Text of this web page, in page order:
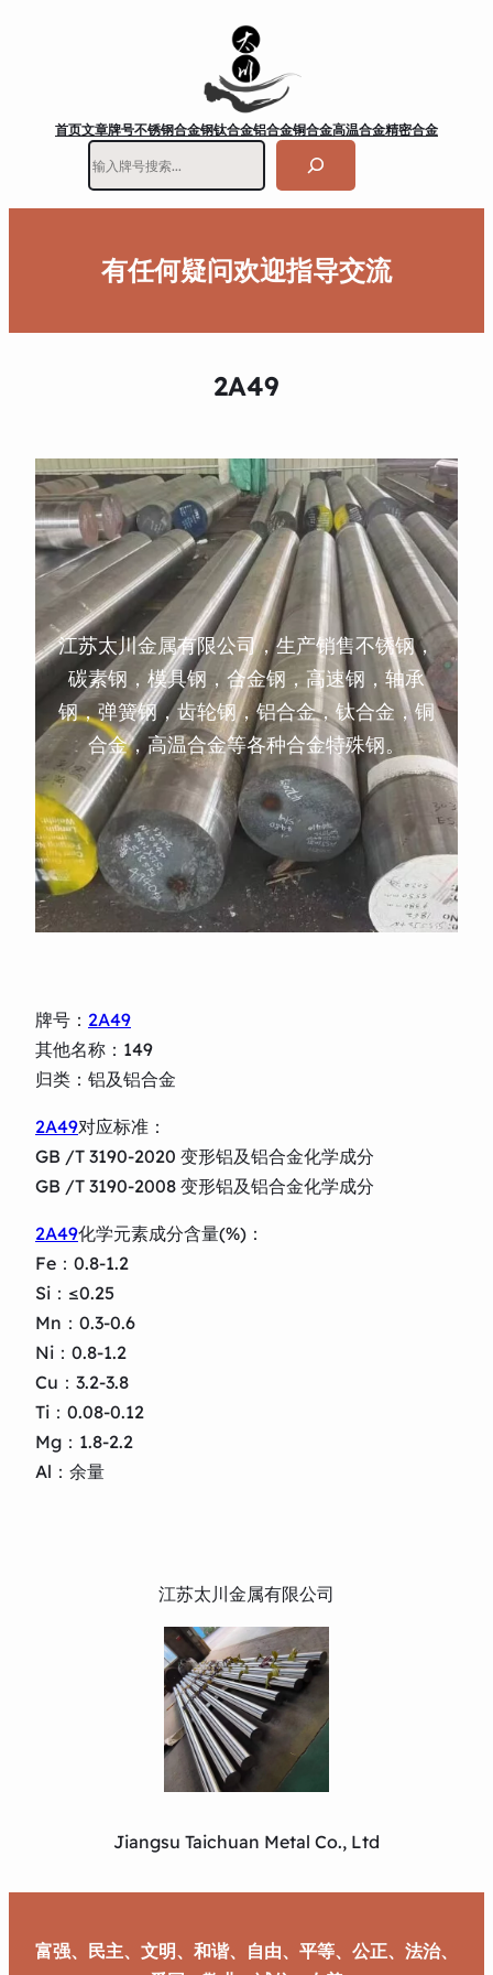
首页文章牌号不锈钢合金钢钛合金铝合金铜合金高温合金精密合金
有任何疑问欢迎指导交流
2A49
江苏太川金属有限公司，生产销售不锈钢，
碳素钢，模具钢，合金钢，高速钢，轴承
钢，弹簧钢，齿轮钢，铝合金，钛合金，铜
合金，高温合金等各种合金特殊钢。
牌号： 2A49
其他名称：149
归类：铝及铝合金
2A49对应标准：
GB /T 3190-2020 变形铝及铝合金化学成分
GB /T 3190-2008 变形铝及铝合金化学成分
2A49化学元素成分含量(%)：
Fe：0.8-1.2
Si：≤0.25
Mn：0.3-0.6
Ni：0.8-1.2
Cu：3.2-3.8
Ti：0.08-0.12
Mg：1.8-2.2
Al：余量
江苏太川金属有限公司
Jiangsu Taichuan Metal Co., Ltd
富强、民主、文明、和谐、自由、平等、公正、法治、